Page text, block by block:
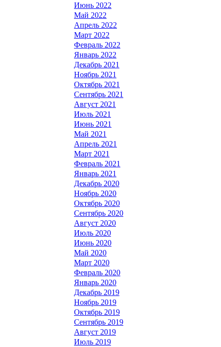
Июнь 2022
Май 2022
Апрель 2022
Март 2022
Февраль 2022
Январь 2022
Декабрь 2021
Ноябрь 2021
Октябрь 2021
Сентябрь 2021
Август 2021
Июль 2021
Июнь 2021
Май 2021
Апрель 2021
Март 2021
Февраль 2021
Январь 2021
Декабрь 2020
Ноябрь 2020
Октябрь 2020
Сентябрь 2020
Август 2020
Июль 2020
Июнь 2020
Май 2020
Март 2020
Февраль 2020
Январь 2020
Декабрь 2019
Ноябрь 2019
Октябрь 2019
Сентябрь 2019
Август 2019
Июль 2019